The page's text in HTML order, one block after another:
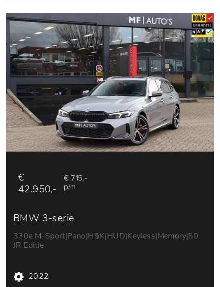
€
42.950,-
€ 715,-
p/m
BMW 3-serie
330e M-Sport|Pano|H&K|HUD|Keyless|Memory|50
JR Editie
2022